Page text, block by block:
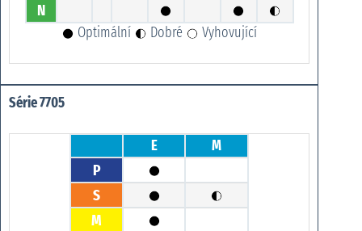
N
Optimální Dobré Vyhovující
Série 7705
E M
P
S
M